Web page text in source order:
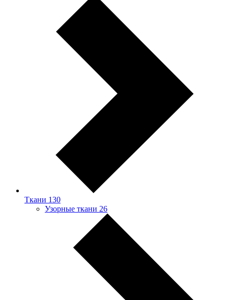
Ткани 130
Узорные ткани 26